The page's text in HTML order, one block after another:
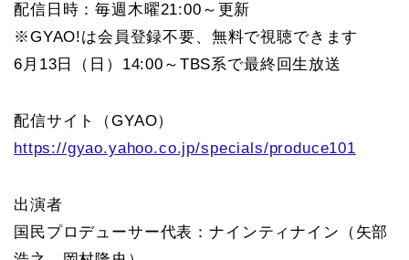
配信日時：毎週木曜21:00～更新
※GYAO!は会員登録不要、無料で視聴できます
6月13日（日）14:00～TBS系で最終回生放送
配信サイト（GYAO）
https://gyao.yahoo.co.jp/specials/produce101
出演者
国民プロデューサー代表：ナインティナイン（矢部